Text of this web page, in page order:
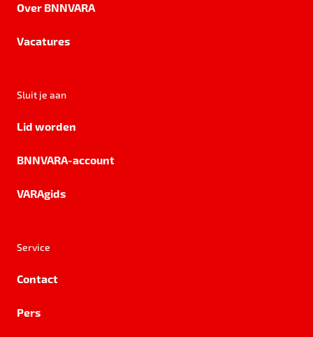
Over BNNVARA
Vacatures
Sluit je aan
Lid worden
BNNVARA-account
VARAgids
Service
Contact
Pers